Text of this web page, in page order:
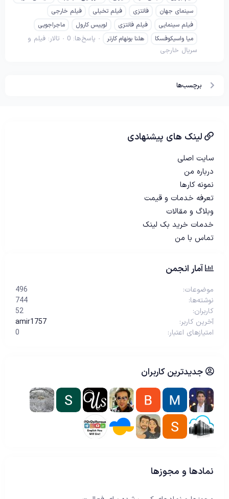
سینمای جهان
فانتزی فیلم تخیلی
فیلم خارجی
فیلم سینمایی
فیلم فانتزی لوییس کارول
ماجراجویی
میا واسیکوفسکا
هلنا بونهام کارتر پاسخ‌ها: 0 تالار: فیلم و
سریال خارجی
برچسب‌ها
لینک های پیشنهادی
سایت اصلی
درباره من
نمونه کارها
تعرفه خدمات و قیمت
وبلاگ و مقالات
خدمات خرید بک لینک
تماس با من
آمار انجمن
موضوعات
496
نوشته‌ها
744
کاربران
52
آخرین کاربر
amir1757
امتیازهای اعتبار
0
جدیدترین کاربران
نمادها و مجوزها